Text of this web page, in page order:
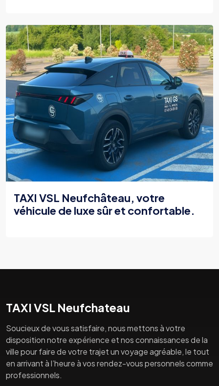
TAXI VSL Neufchâteau, votre
véhicule de luxe sûr et confortable.
TAXI VSL Neufchateau
Soucieux de vous satisfaire, nous mettons à votre
disposition notre expérience et nos connaissances de la
ville pour faire de votre trajet un voyage agréable, le tout
en arrivant à l’heure à vos rendez-vous personnels comme
professionnels.